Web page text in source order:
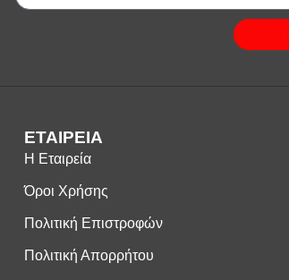
ΕΤΑΙΡΕΙΑ
Η Εταιρεία
Όροι Χρήσης
Πολιτική Επιστροφών
Πολιτική Απορρήτου